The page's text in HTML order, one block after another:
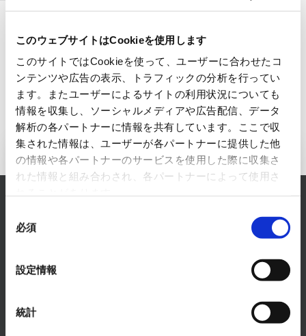
このウェブサイトはCookieを使用します
このサイトではCookieを使って、ユーザーに合わせたコ
ンテンツや広告の表示、トラフィックの分析を行ってい
ます。またユーザーによるサイトの利用状況についても
情報を収集し、ソーシャルメディアや広告配信、データ
解析の各パートナーに情報を共有しています。ここで収
集された情報は、ユーザーが各パートナーに提供した他
の情報や各パートナーのサービスを使用した際に収集さ
れた情報と組み合わされ、各パートナーによって使用さ
必須
設定情報
統計
フトウェア
株式会社
FAシステム事業へのお問い合わせ
RYODENでは、FAシステム事業に関するあらゆるお
悩みを解決します。
まずは、お気軽にご相談ください。
お問い合わせはこちら